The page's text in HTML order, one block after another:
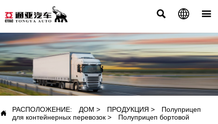
  
ПРОДУКЦИЯ
 РАСПОЛОЖЕНИЕ: ДОМ > ПРОДУКЦИЯ >
Полуприцеп
для контейнерных перевозок > Полуприцеп бортовой